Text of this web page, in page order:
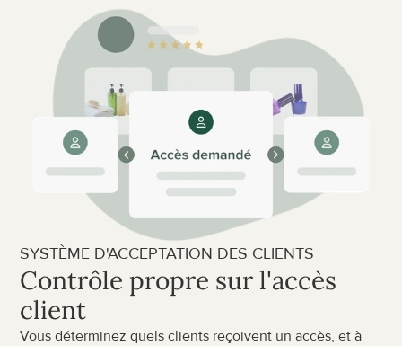
SYSTÈME D'ACCEPTATION DES CLIENTS
Contrôle propre sur l'accès
client
Vous déterminez quels clients reçoivent un accès, et à